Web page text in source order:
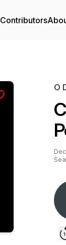
Contributors
O